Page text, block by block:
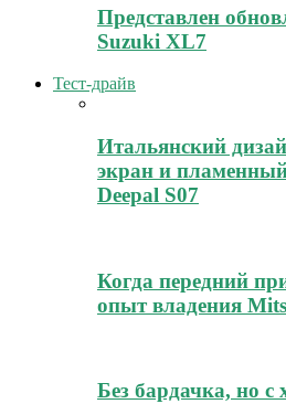
Представлен
Suzuki XL7
Тест-драйв
Итальянский
экран и
Deepal S07
Когда передний
опыт владения
Без бардачка, но с